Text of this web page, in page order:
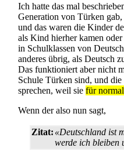
Ich hatte das mal
Generation von Türken
und das waren die Kinder
als Kind hierher kamen
in Schulklassen von
anderes übrig, als Deutsch
Das funktioniert aber nicht
Schule Türken sind, und
sprechen, weil sie für
Wenn der also nun sagt,
Zitat: «Deutschland ist
werde ich bleiben